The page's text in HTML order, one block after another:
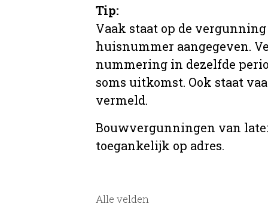
Tip:
Vaak staat op de
huisnummer aangegeven.
nummering in dezelfde
soms uitkomst. Ook staat
vermeld.
Bouwvergunningen van
toegankelijk op adres.
Alle velden